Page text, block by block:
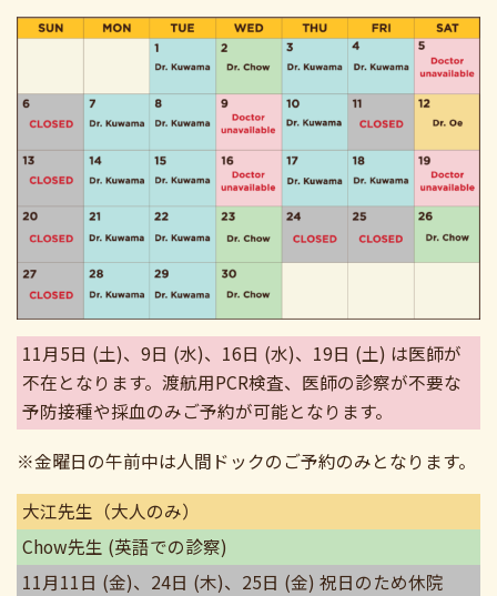
11月5日 (土)、9日 (水)、16日 (水)、19日 (土) は医師が
不在となります。渡航用PCR検査、医師の診察が不要な
予防接種や採血のみご予約が可能となります。
※金曜日の午前中は人間ドックのご予約のみとなります。
大江先生（大人のみ）
Chow先生 (英語での診察)
11月11日 (金)、24日 (木)、25日 (金) 祝日のため休院